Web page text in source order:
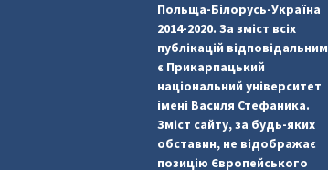
Польща-Білорусь-Україна
2014-2020. За зміст всіх
публікацій відповідальним
є Прикарпацький
національний університет
імені Василя Стефаника.
Зміст сайту, за будь-яких
обставин, не відображає
позицію Європейського